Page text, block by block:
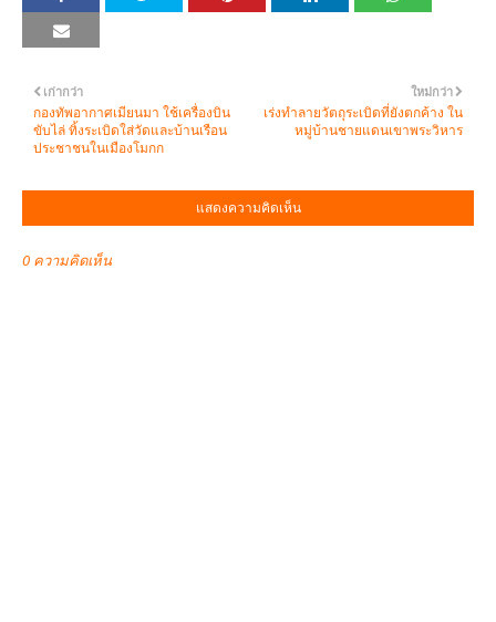
ใหม่กว่า
เร่งทำลายวัตถุระเบิดที่ยังตกค้าง ใน
หมู่บ้านชายแดนเขาพระวิหาร
เก่ากว่า
กองทัพอากาศเมียนมา ใช้เครื่องบิน
ขับไล่ ทิ้งระเบิดใส่วัดและบ้านเรือน
ประชาชนในเมืองโมกก
แสดงความคิดเห็น
0 ความคิดเห็น